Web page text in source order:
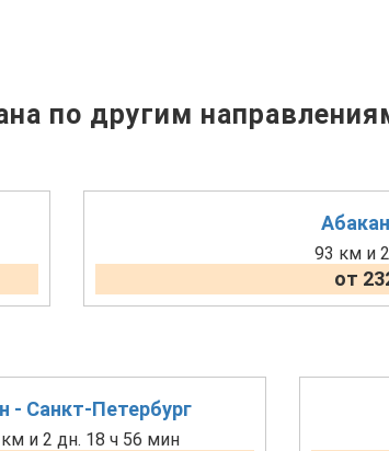
по другим
93 км и
от
- Санкт-Петербург
и 2 дн. 18 ч 56 мин